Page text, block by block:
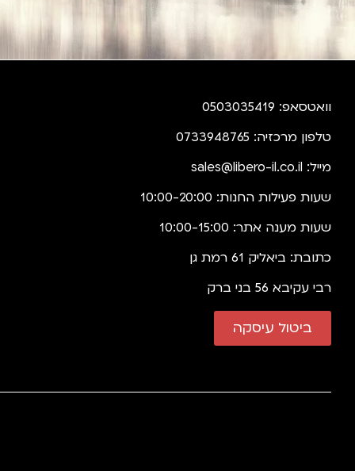
וואטסאפ: 0503035419
טלפון מרכזיה: 0733948765
מייל: sales@libero-il.co.il
שעות פעילות החנות: 10:00-20:00
שעות מענה אתר: 10:00-15:00
כתובת: ביאליק 61 רמת גן
רבי עקיבא 56 בני ברק
ביטול עיסקה